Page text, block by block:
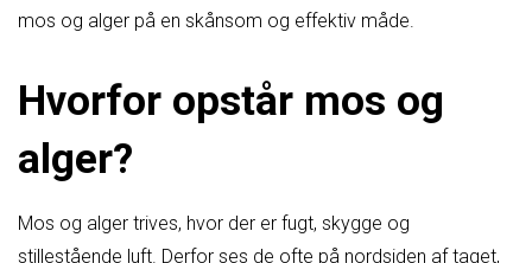
mos og alger på en skånsom og effektiv måde.
Hvorfor opstår mos og
alger?
Mos og alger trives, hvor der er fugt, skygge og
stillestående luft. Derfor ses de ofte på nordsiden af taget,